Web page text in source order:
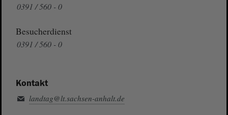
0391 / 560 - 0
Besucherdienst
0391 / 560 - 0
Kontakt
landtag@lt.sachsen-anhalt.de